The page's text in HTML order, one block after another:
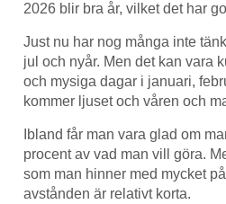
2026 blir bra år, vilket det har
Just nu har nog många inte
jul och nyår. Men det kan vara
och mysiga dagar i januari,
kommer ljuset och våren och
Ibland får man vara glad om
procent av vad man vill göra.
som man hinner med mycket
avstånden är relativt korta.